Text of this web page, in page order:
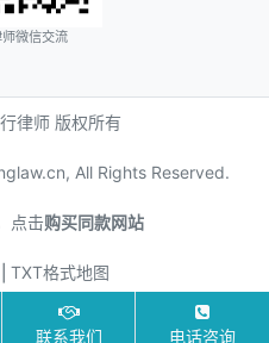
微信交流
律师 版权所有
All Rights Reserved.
点击购买同款网站
TXT格式地图
联系我们 电话咨询